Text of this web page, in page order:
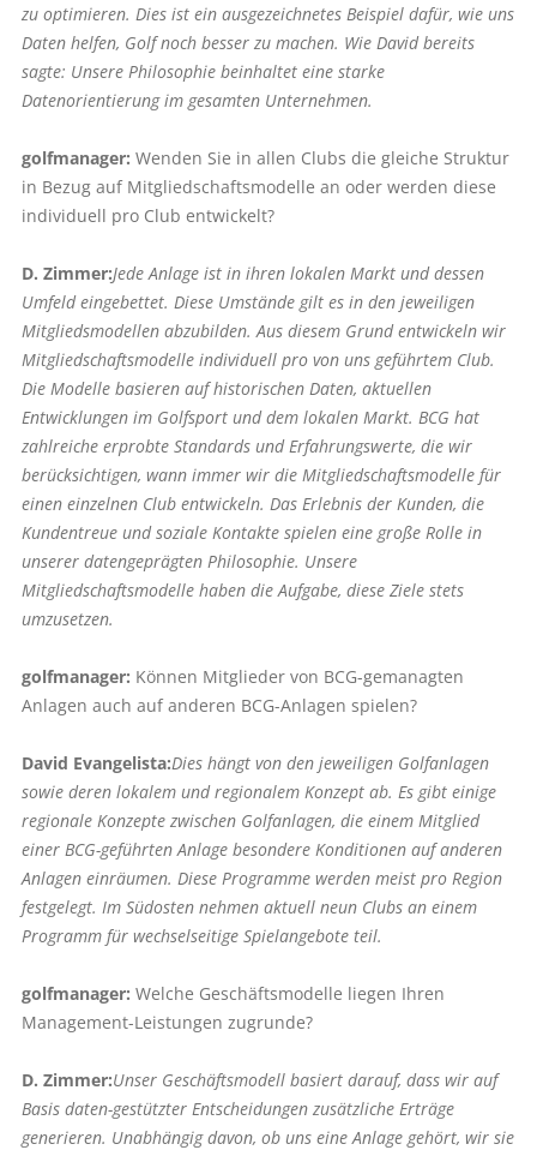
zu optimieren. Dies ist ein ausgezeichnetes Beispiel dafür, wie uns
Daten helfen, Golf noch besser zu machen. Wie David bereits
sagte: Unsere Philosophie beinhaltet eine starke
Datenorientierung im gesamten Unternehmen.
golfmanager: Wenden Sie in allen Clubs die gleiche Struktur
in Bezug auf Mitgliedschaftsmodelle an oder werden diese
individuell pro Club entwickelt?
D. Zimmer:Jede Anlage ist in ihren lokalen Markt und dessen
Umfeld eingebettet. Diese Umstände gilt es in den jeweiligen
Mitgliedsmodellen abzubilden. Aus diesem Grund entwickeln wir
Mitgliedschaftsmodelle individuell pro von uns geführtem Club.
Die Modelle basieren auf historischen Daten, aktuellen
Entwicklungen im Golfsport und dem lokalen Markt. BCG hat
zahlreiche erprobte Standards und Erfahrungswerte, die wir
berücksichtigen, wann immer wir die Mitgliedschaftsmodelle für
einen einzelnen Club entwickeln. Das Erlebnis der Kunden, die
Kundentreue und soziale Kontakte spielen eine große Rolle in
unserer datengeprägten Philosophie. Unsere
Mitgliedschaftsmodelle haben die Aufgabe, diese Ziele stets
umzusetzen.
golfmanager: Können Mitglieder von BCG-gemanagten
Anlagen auch auf anderen BCG-Anlagen spielen?
David Evangelista:Dies hängt von den jeweiligen Golfanlagen
sowie deren lokalem und regionalem Konzept ab. Es gibt einige
regionale Konzepte zwischen Golfanlagen, die einem Mitglied
einer BCG-geführten Anlage besondere Konditionen auf anderen
Anlagen einräumen. Diese Programme werden meist pro Region
festgelegt. Im Südosten nehmen aktuell neun Clubs an einem
Programm für wechselseitige Spielangebote teil.
golfmanager: Welche Geschäftsmodelle liegen Ihren
Management-Leistungen zugrunde?
D. Zimmer:Unser Geschäftsmodell basiert darauf, dass wir auf
Basis daten-gestützter Entscheidungen zusätzliche Erträge
generieren. Unabhängig davon, ob uns eine Anlage gehört, wir sie